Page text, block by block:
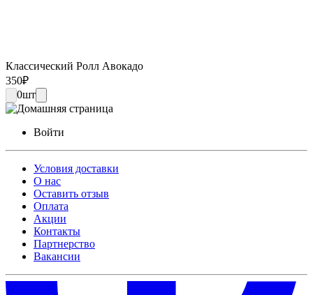
Классический Ролл Авокадо
350₽
0шт
Войти
Условия доставки
О нас
Оставить отзыв
Оплата
Акции
Контакты
Партнерство
Вакансии